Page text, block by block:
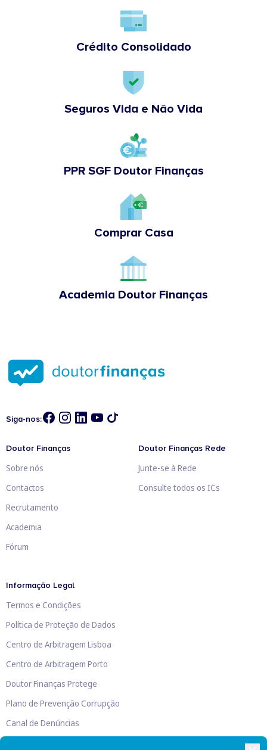
Crédito Consolidado
Seguros Vida e Não Vida
PPR SGF Doutor Finanças
Comprar Casa
Academia Doutor Finanças
Siga-nos:
Doutor Finanças
Sobre nós
Contactos
Recrutamento
Academia
Fórum
Doutor Finanças Rede
Junte-se à Rede
Consulte todos os ICs
Informação Legal
Termos e Condições
Política de Proteção de Dados
Centro de Arbitragem Lisboa
Centro de Arbitragem Porto
Doutor Finanças Protege
Plano de Prevenção Corrupção
Canal de Denúncias